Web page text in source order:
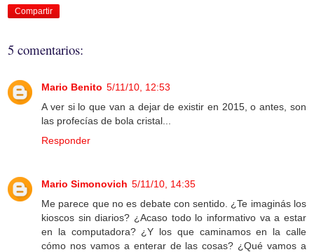
Compartir
5 comentarios:
Mario Benito 5/11/10, 12:53
A ver si lo que van a dejar de existir en 2015, o antes, son
las profecías de bola cristal...
Responder
Mario Simonovich 5/11/10, 14:35
Me parece que no es debate con sentido. ¿Te imaginás los
kioscos sin diarios? ¿Acaso todo lo informativo va a estar
en la computadora? ¿Y los que caminamos en la calle
cómo nos vamos a enterar de las cosas? ¿Qué vamos a